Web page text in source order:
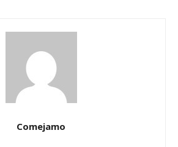
Comejamo